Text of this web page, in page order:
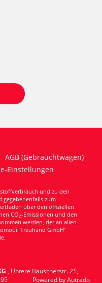
AGB (Gebrauchtwagen)
Einstellungen
und zu den
gegebenenfalls zum
über den offiziellen
CO2-Emissionen und den
werden, der an allen
Treuhand GmbH'
, Untere Bauscherstr. 21,
Powered by Autrado